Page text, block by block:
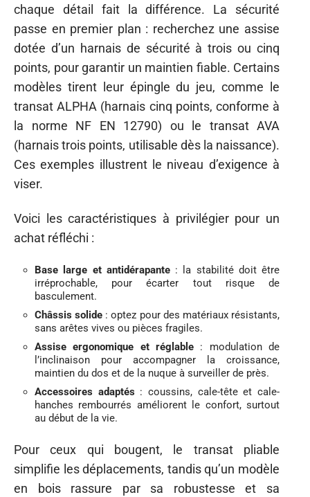
chaque détail fait la différence. La sécurité
passe en premier plan : recherchez une assise
dotée d’un harnais de sécurité à trois ou cinq
points, pour garantir un maintien fiable. Certains
modèles tirent leur épingle du jeu, comme le
transat ALPHA (harnais cinq points, conforme à
la norme NF EN 12790) ou le transat AVA
(harnais trois points, utilisable dès la naissance).
Ces exemples illustrent le niveau d’exigence à
viser.
Voici les caractéristiques à privilégier pour un
achat réfléchi :
Base large et antidérapante: la stabilité doit être
irréprochable, pour écarter tout risque de
basculement.
Châssis solide : optez pour des matériaux résistants,
sans arêtes vives ou pièces fragiles.
Assise ergonomique et réglable : modulation de
l’inclinaison pour accompagner la croissance,
maintien du dos et de la nuque à surveiller de près.
Accessoires adaptés : coussins, cale-tête et cale-
hanches rembourrés améliorent le confort, surtout
au début de la vie.
Pour ceux qui bougent, le transat pliable
simplifie les déplacements, tandis qu’un modèle
en bois rassure par sa robustesse et sa